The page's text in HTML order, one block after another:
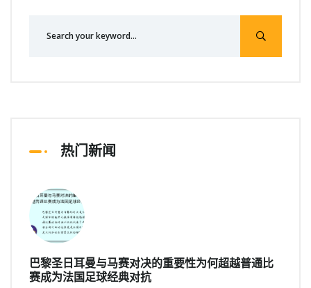
热门新闻
巴黎圣日耳曼与马赛对决的重要性为何超越普通比
赛成为法国足球经典对抗